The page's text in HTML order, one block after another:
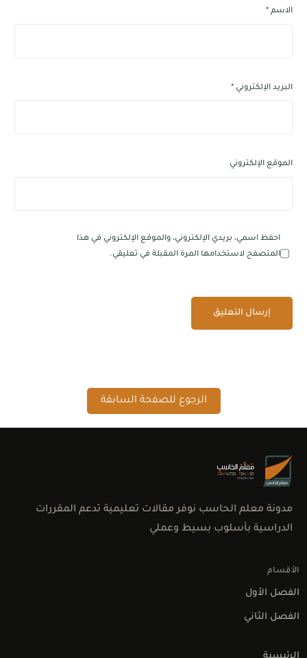
الاسم *
البريد الإلكتروني*
الموقع الإلكتروني
احفظ اسمي، بريدي الإلكتروني، والموقع الإلكتروني في هذا
المتصفح لاستخدامها المرة المقبلة في تعليقي.
الرجوع للصفحة السابقة
مدونة معلم الحاسب نوفر مقالات تعليمية تدعم المقررات
الدراسية بأسلوب بسيط وعملي
الأقسام
الفصل الأول
الفصل الثاني